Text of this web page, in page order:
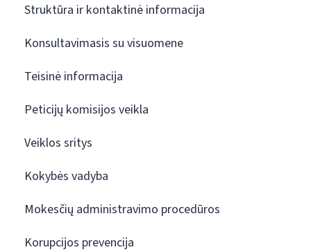
Struktūra ir kontaktinė informacija
Konsultavimasis su visuomene
Teisinė informacija
Peticijų komisijos veikla
Veiklos sritys
Kokybės vadyba
Mokesčių administravimo procedūros
Korupcijos prevencija